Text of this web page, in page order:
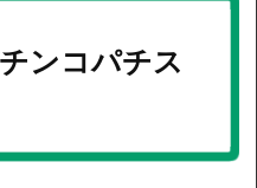
ンコパチス